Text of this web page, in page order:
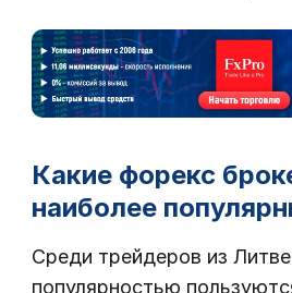
Какие форекс
наиболее
Среди трейдеров из
популярностью